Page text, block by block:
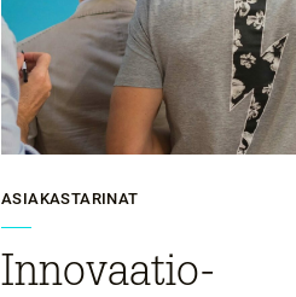
ASIAKASTARINAT
Innovaatio­-